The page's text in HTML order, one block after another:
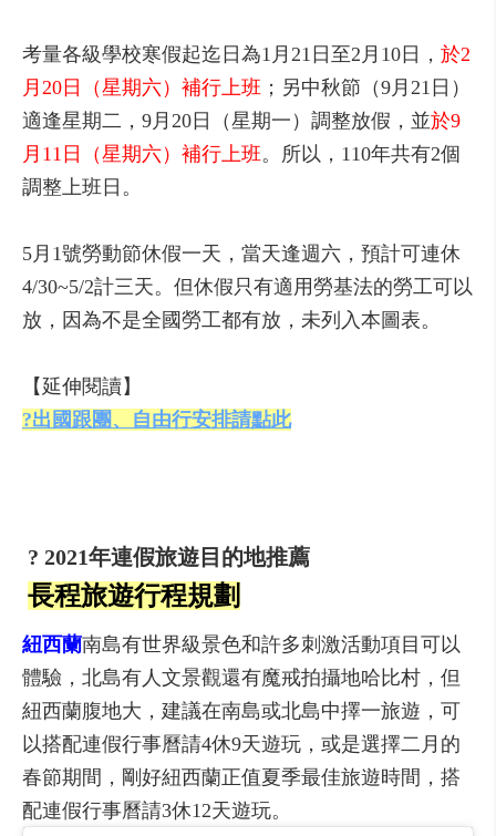
考量各級學校寒假起迄日為1月21日至2月10日， 於2
月20日（星期六）補行上班 ；另中秋節（9月21日）
適逢星期二，9月20日（星期一）調整放假，並於9
月11日（星期六）補行上班。所以，110年共有2個
調整上班日。
5月1號勞動節休假一天，當天逢週六，預計可連休
4/30~5/2計三天。但休假只有適用勞基法的勞工可以
放，因為不是全國勞工都有放，未列入本圖表。
【延伸閱讀】
?出國跟團、自由行安排請點此
? 2021年連假旅遊目的地推薦
長程旅遊行程規劃
紐西蘭南島有世界級景色和許多刺激活動項目可以
體驗，北島有人文景觀還有魔戒拍攝地哈比村，但
紐西蘭腹地大，建議在南島或北島中擇一旅遊，可
以搭配連假行事曆請4休9天遊玩，或是選擇二月的
春節期間，剛好紐西蘭正值夏季最佳旅遊時間，搭
配連假行事曆請3休12天遊玩。